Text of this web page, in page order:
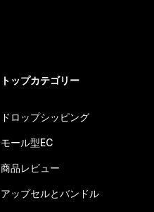
トップカテゴリー
ドロップシッピング
モール型EC
商品レビュー
アップセルとバンドル